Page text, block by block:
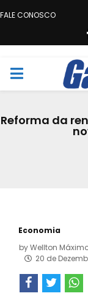
FALE CONOSCO
M
Reforma da
Economia
byWellton
20 de